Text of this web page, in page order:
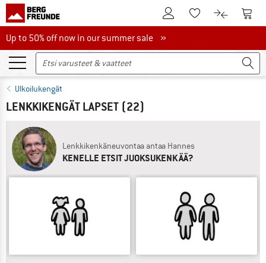
Tästä asiakastililleTästä toivelistalle.
Tästä
Up to 50% off now in our summer sale
Up to 50% off now in our summer sale »
Ulkoilukengät
LENKKIKENGÄT LAPSET (22)
Lenkkikenkäneuvontaa antaa Hannes
KENELLE ETSIT JUOKSUKENKÄÄ?